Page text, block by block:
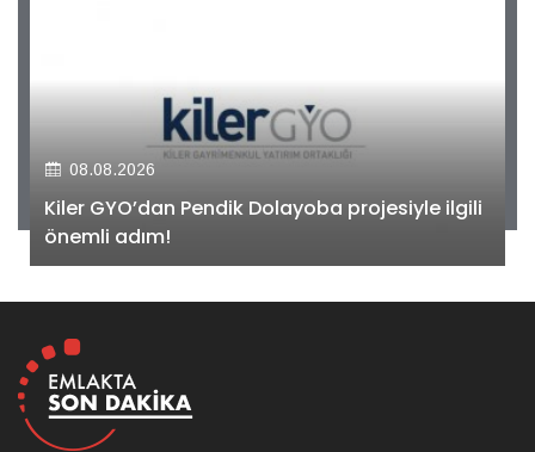
08.08.2026
Kiler GYO’dan Pendik Dolayoba projesiyle ilgili
önemli adım!